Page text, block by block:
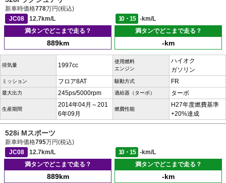
新車時価格778万円(税込)
JC08
12.7km/L 10・15
-km/L
満タンでどこまで走る？
889km
満タンでどこまで走る？
-km
排気量 1997cc
使用燃料
エンジン
ハイオク
ガソリン
ミッション フロア8AT 駆動方式 FR
最大出力 245ps/5000rpm 過給器（ターボ） ターボ
生産期間
2014年04月～201
6年09月
燃費性能
H27年度燃費基準
+20%達成
528i Mスポーツ
新車時価格795万円(税込)
JC08
12.7km/L 10・15
-km/L
満タンでどこまで走る？
889km
満タンでどこまで走る？
-km